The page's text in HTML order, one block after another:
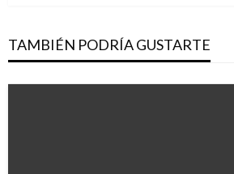
TAMBIÉN PODRÍA GUSTARTE